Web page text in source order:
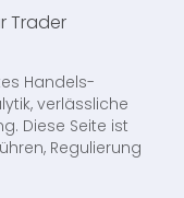
Trader
Handels-
verlässliche
Diese Seite ist
Regulierung